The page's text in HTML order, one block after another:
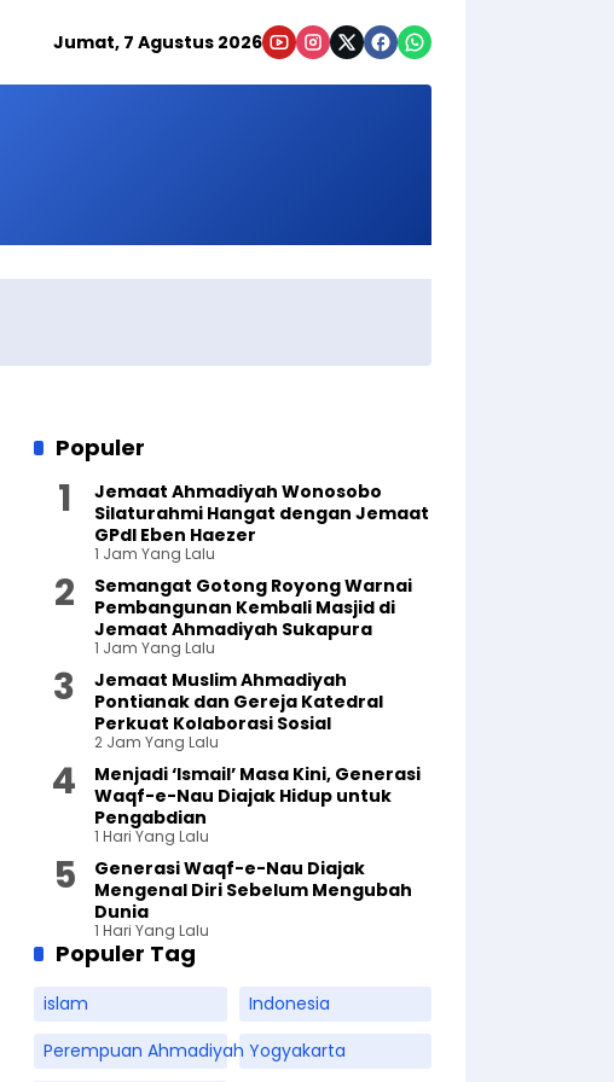
Jumat, 7 Agustus 2026
Populer
Jemaat Ahmadiyah Wonosobo
Silaturahmi Hangat dengan Jemaat
GPdI Eben Haezer
1 Jam Yang Lalu
Semangat Gotong Royong Warnai
Pembangunan Kembali Masjid di
Jemaat Ahmadiyah Sukapura
1 Jam Yang Lalu
Jemaat Muslim Ahmadiyah
Pontianak dan Gereja Katedral
Perkuat Kolaborasi Sosial
2 Jam Yang Lalu
Menjadi ‘Ismail’ Masa Kini, Generasi
Waqf-e-Nau Diajak Hidup untuk
Pengabdian
1 Hari Yang Lalu
Generasi Waqf-e-Nau Diajak
Mengenal Diri Sebelum Mengubah
Dunia
1 Hari Yang Lalu
Populer Tag
islam
Indonesia
Perempuan Ahmadiyah Yogyakarta